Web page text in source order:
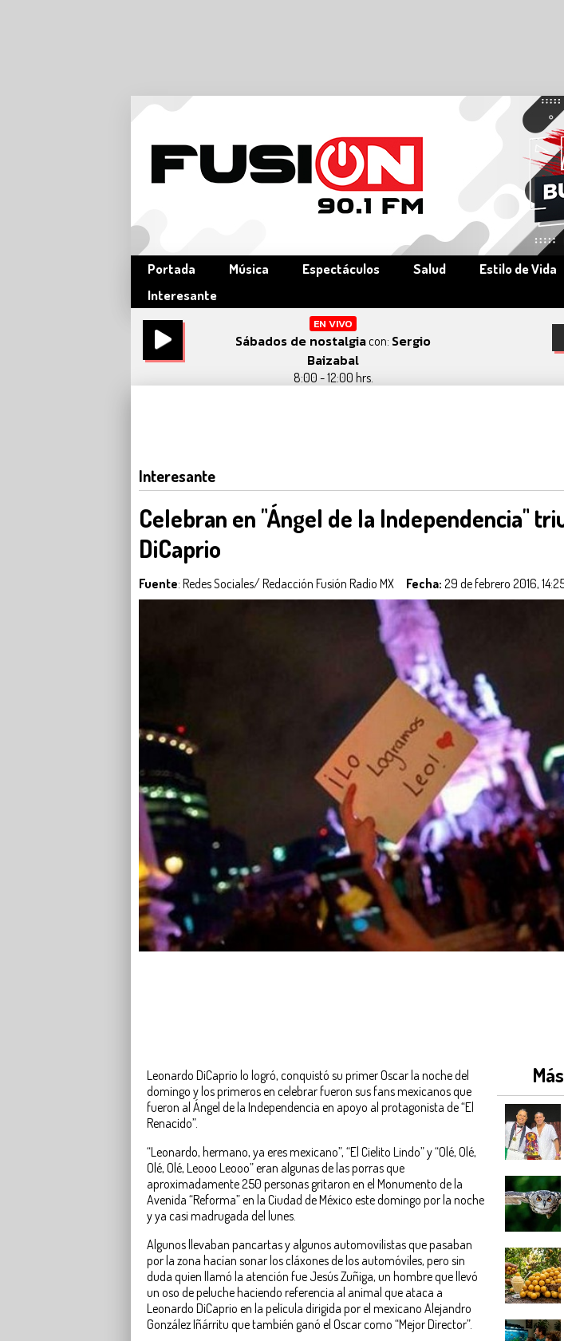
Portada Música Espectáculos Salud Estilo de Vida
Interesante
EN VIVO
Sábados de nostalgiacon: Sergio
Baizabal
8:00 - 12:00 hrs.
Interesante
Celebran en "Ángel de la Independencia"
DiCaprio
Fuente: Redes Sociales/ Redacción Fusión Radio MX Fecha: 29 de febrero 2016,
Leonardo DiCaprio lo logró, conquistó su primer Oscar la noche del
domingo y los primeros en celebrar fueron sus fans mexicanos que
fueron al Ángel de la Independencia en apoyo al protagonista de “El
Renacido”.
“Leonardo, hermano, ya eres mexicano”, “El Cielito Lindo” y “Olé, Olé,
Olé, Olé, Leooo Leooo” eran algunas de las porras que
aproximadamente 250 personas gritaron en el Monumento de la
Avenida “Reforma” en la Ciudad de México este domingo por la noche
y ya casi madrugada del lunes.
Algunos llevaban pancartas y algunos automovilistas que pasaban
por la zona hacían sonar los cláxones de los automóviles, pero sin
duda quien llamó la atención fue Jesús Zuñiga, un hombre que llevó
un oso de peluche haciendo referencia al animal que ataca a
Leonardo DiCaprio en la película dirigida por el mexicano Alejandro
González Iñárritu que también ganó el Oscar como “Mejor Director”.